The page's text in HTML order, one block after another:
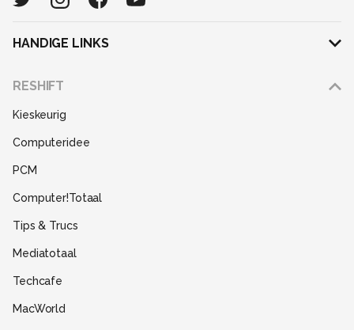
HANDIGE LINKS
RESHIFT
Kieskeurig
Computeridee
PCM
Computer!Totaal
Tips & Trucs
Mediatotaal
Techcafe
MacWorld